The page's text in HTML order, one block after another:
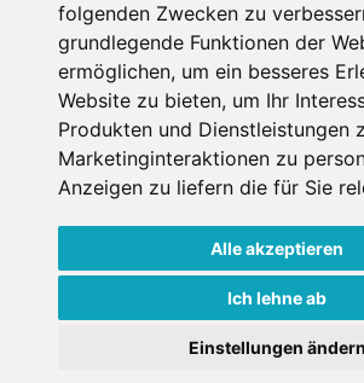
folgenden Zwecken zu
grundlegende Funktionen der
ermöglichen, um ein besseres
Website zu bieten, um Ihr
Produkten und Dienstleistungen
Marketinginteraktionen zu
Anzeigen zu liefern die für Sie
Alle akzeptieren
Ich lehne ab
Einstellungen ändern